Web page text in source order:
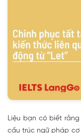
Liệu bạn có biết
cấu trúc ngữ pháp cơ